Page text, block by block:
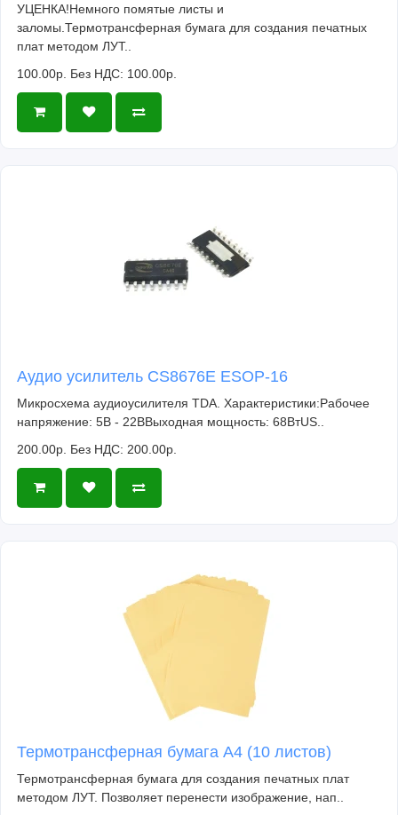
УЦЕНКА!Немного помятые листы и
заломы.Термотрансферная бумага для создания печатных
плат методом ЛУТ..
100.00р. Без НДС: 100.00р.
Аудио усилитель CS8676E ESOP-16
Микросхема аудиоусилителя TDA. Характеристики:Рабочее
напряжение: 5В - 22ВВыходная мощность: 68ВтUS..
200.00р. Без НДС: 200.00р.
Термотрансферная бумага А4 (10 листов)
Термотрансферная бумага для создания печатных плат
методом ЛУТ. Позволяет перенести изображение, нап..